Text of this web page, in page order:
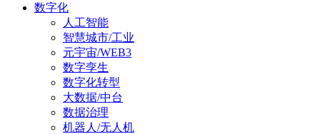
数字化
人工智能
智慧城市/工业
元宇宙/WEB3
数字孪生
数字化转型
大数据/中台
数据治理
机器人/无人机